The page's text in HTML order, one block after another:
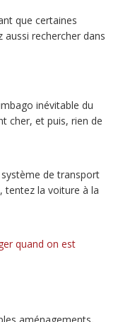
que certaines
aussi rechercher dans
inévitable du
cher, et puis, rien de
de transport
tentez la voiture à la
quand on est